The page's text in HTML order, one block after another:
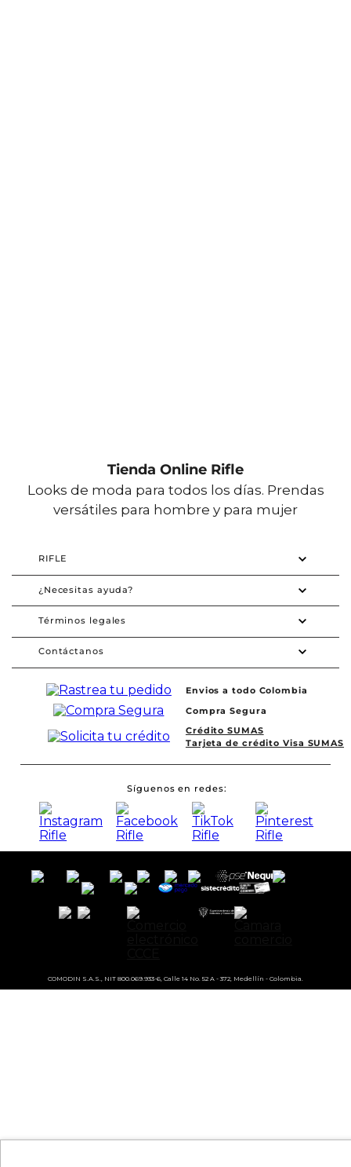
Tienda Online Rifle
Looks de moda para todos los días. Prendas
versátiles para hombre y para mujer
RIFLE
¿Necesitas ayuda?
Términos legales
Contáctanos
Envios a todo Colombia
Compra Segura
Crédito SUMAS
Tarjeta de crédito Visa SUMAS
Síguenos en redes
COMODIN S.A.S., NIT 800.069.933-6, Calle 14 No. 52 A - 372, Medellín - Colombia.